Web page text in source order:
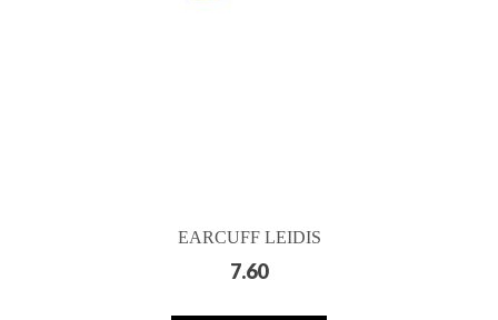
EARCUFF LEIDIS
7.60